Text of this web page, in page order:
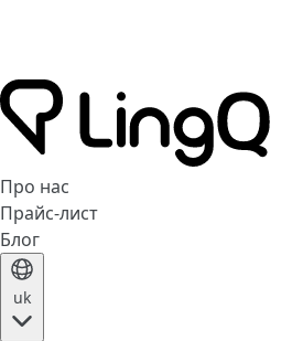
Про нас
Прайс-лист
Блог
uk